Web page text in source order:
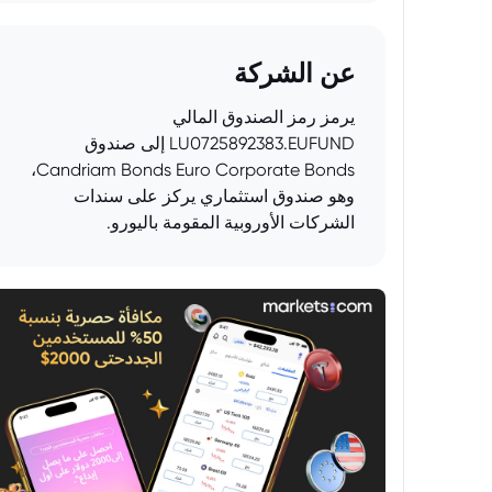
عن الشركة
يرمز رمز الصندوق المالي
LU0725892383.EUFUND إلى صندوق
Candriam Bonds Euro Corporate Bonds،
وهو صندوق استثماري يركز على سندات
الشركات الأوروبية المقومة باليورو.